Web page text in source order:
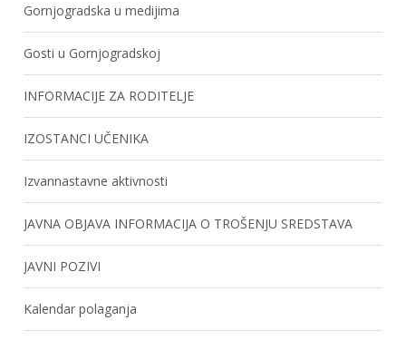
Gornjogradska u medijima
Gosti u Gornjogradskoj
INFORMACIJE ZA RODITELJE
IZOSTANCI UČENIKA
Izvannastavne aktivnosti
JAVNA OBJAVA INFORMACIJA O TROŠENJU SREDSTAVA
JAVNI POZIVI
Kalendar polaganja